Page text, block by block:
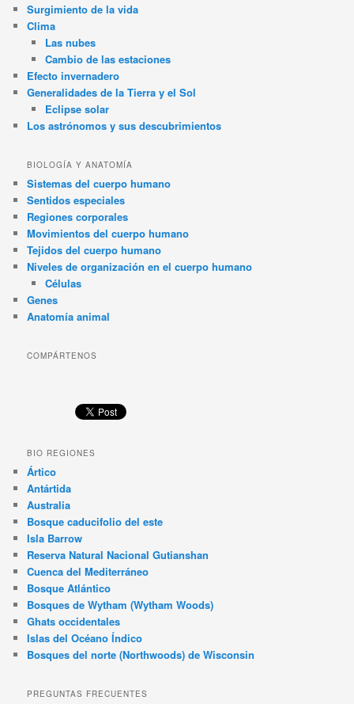
Surgimiento de la vida
Clima
Las nubes
Cambio de las estaciones
Efecto invernadero
Generalidades de la Tierra y el Sol
Eclipse solar
Los astrónomos y sus descubrimientos
BIOLOGÍA Y ANATOMÍA
Sistemas del cuerpo humano
Sentidos especiales
Regiones corporales
Movimientos del cuerpo humano
Tejidos del cuerpo humano
Niveles de organización en el cuerpo humano
Células
Genes
Anatomía animal
COMPÁRTENOS
BIO REGIONES
Ártico
Antártida
Australia
Bosque caducifolio del este
Isla Barrow
Reserva Natural Nacional Gutianshan
Cuenca del Mediterráneo
Bosque Atlántico
Bosques de Wytham (Wytham Woods)
Ghats occidentales
Islas del Océano Índico
Bosques del norte (Northwoods) de Wisconsin
PREGUNTAS FRECUENTES